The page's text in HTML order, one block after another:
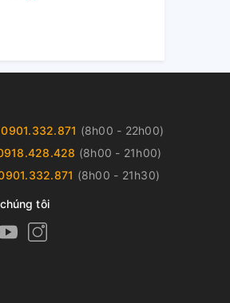
0901.332.871 (8h00 - 22h00)
(8h00 - 21h00)
(8h00 - 21h30)
tôi